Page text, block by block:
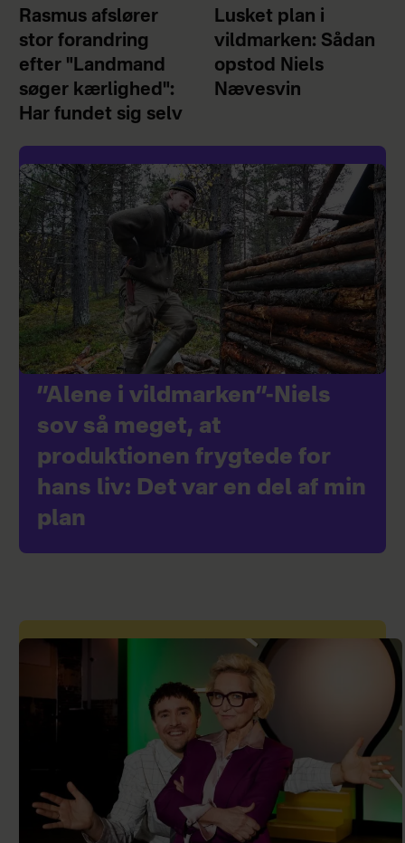
Rasmus afslører
stor forandring
efter "Landmand
søger kærlighed":
Har fundet sig selv
Lusket plan i
vildmarken: Sådan
opstod Niels
Nævesvin
”Alene i vildmarken”-Niels
sov så meget, at
produktionen frygtede for
hans liv: Det var en del af min
plan